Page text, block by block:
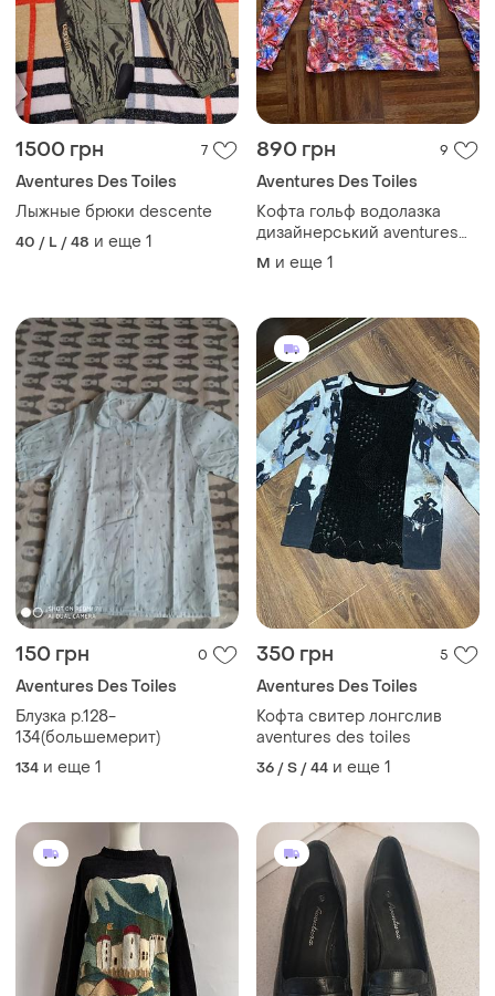
1500 грн 7
Aventures Des Toiles
Лыжные брюки descente
40 / L / 48 и еще 1
890 грн 9
Aventures Des Toiles
Kофта гольф водолазка
дизайнерський aventures
des toiles the 42 м-l франція
M и еще 1
150 грн 0
Aventures Des Toiles
Блузка р.128-
134(большемерит)
134 и еще 1
350 грн 5
Aventures Des Toiles
Кофта свитер лонгслив
aventures des toiles
36 / S / 44 и еще 1